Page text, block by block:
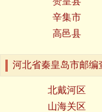
辛集市
高邑县
河北省秦皇岛市邮编
北戴河区
山海关区